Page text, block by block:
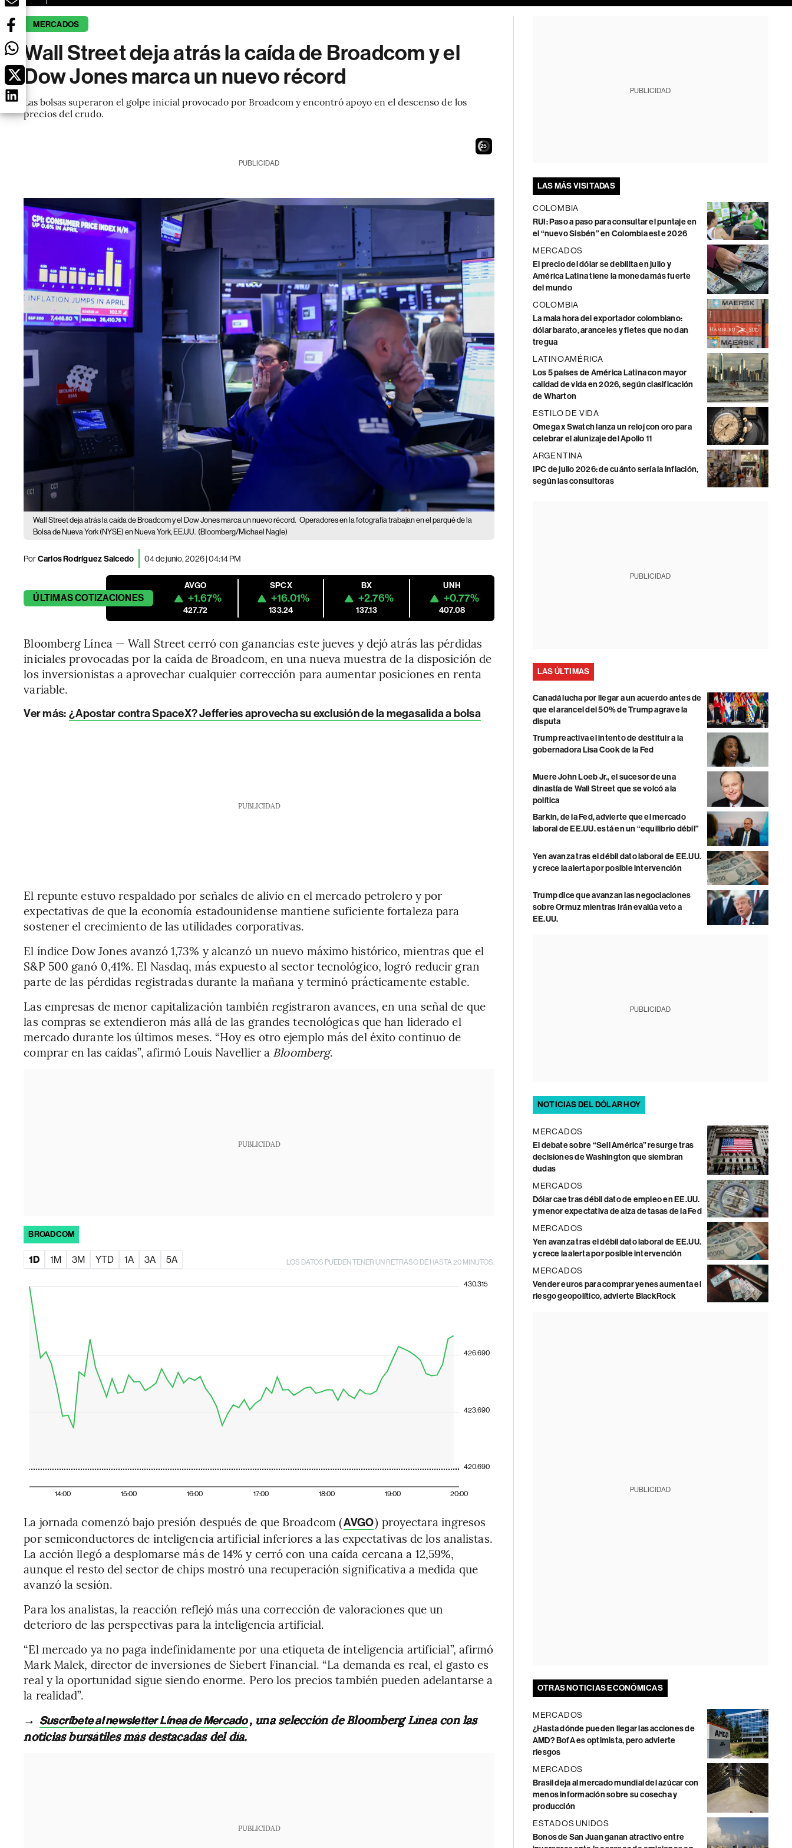
MERCADOS
Wall Street deja atrás la caída de Broadcom y el
Dow Jones marca un nuevo récord
Las bolsas superaron el golpe inicial provocado por Broadcom y encontró apoyo en el descenso de los
precios del crudo.
24
PUBLICIDAD
Wall Street deja atrás la caída de Broadcom y el Dow Jones marca un nuevo récord. Operadores en la fotografía trabajan en el parqué de la
Bolsa de Nueva York (NYSE) en Nueva York, EE.UU. (Bloomberg/Michael Nagle)
PorCarlos Rodríguez Salcedo 04 de junio, 2026 | 04:14 PM
ÚLTIMASCOTIZACIONES
AVGO
+1.67%
427.72
SPCX
+16.01%
133.24
BX
+2.76%
137.13
UNH
+0.77%
407.08
Bloomberg Línea — Wall Street cerró con ganancias este jueves y dejó atrás las pérdidas
iniciales provocadas por la caída de Broadcom, en una nueva muestra de la disposición de
los inversionistas a aprovechar cualquier corrección para aumentar posiciones en renta
variable.
Ver más: ¿Apostar contra SpaceX? Jefferies aprovecha su exclusión de la megasalida a bolsa
PUBLICIDAD
El repunte estuvo respaldado por señales de alivio en el mercado petrolero y por
expectativas de que la economía estadounidense mantiene suficiente fortaleza para
sostener el crecimiento de las utilidades corporativas.
El índice Dow Jones avanzó 1,73% y alcanzó un nuevo máximo histórico, mientras que el
S&P 500 ganó 0,41%. El Nasdaq, más expuesto al sector tecnológico, logró reducir gran
parte de las pérdidas registradas durante la mañana y terminó prácticamente estable.
Las empresas de menor capitalización también registraron avances, en una señal de que
las compras se extendieron más allá de las grandes tecnológicas que han liderado el
mercado durante los últimos meses. “Hoy es otro ejemplo más del éxito continuo de
comprar en las caídas”, afirmó Louis Navellier a Bloomberg.
PUBLICIDAD
BROADCOM
1D 1M 3M YTD 1A 3A 5A LOS DATOS PUEDEN TENER UN RETRASO DE HASTA 20 MINUTOS.
14:00 15:00 16:00 17:00 18:00 19:00 20:00
420.690
423.690
426.690
430.315
La jornada comenzó bajo presión después de que Broadcom (AVGO) proyectara ingresos
por semiconductores de inteligencia artificial inferiores a las expectativas de los analistas.
La acción llegó a desplomarse más de 14% y cerró con una caída cercana a 12,59%,
aunque el resto del sector de chips mostró una recuperación significativa a medida que
avanzó la sesión.
Para los analistas, la reacción reflejó más una corrección de valoraciones que un
deterioro de las perspectivas para la inteligencia artificial.
“El mercado ya no paga indefinidamente por una etiqueta de inteligencia artificial”, afirmó
Mark Malek, director de inversiones de Siebert Financial. “La demanda es real, el gasto es
real y la oportunidad sigue siendo enorme. Pero los precios también pueden adelantarse a
la realidad”.
→ Suscríbete al newsletter Línea de Mercado, una selección de Bloomberg Línea con las
noticias bursátiles más destacadas del día.
PUBLICIDAD
PUBLICIDAD
LAS MÁS VISITADAS
COLOMBIA
RUI: Paso a paso para consultar el puntaje en
el “nuevo Sisbén” en Colombia este 2026
MERCADOS
El precio del dólar se debilita en julio y
América Latina tiene la moneda más fuerte
del mundo
COLOMBIA
La mala hora del exportador colombiano:
dólar barato, aranceles y fletes que no dan
tregua
LATINOAMÉRICA
Los 5 países de América Latina con mayor
calidad de vida en 2026, según clasificación
de Wharton
ESTILO DE VIDA
Omega x Swatch lanza un reloj con oro para
celebrar el alunizaje del Apollo 11
ARGENTINA
IPC de julio 2026: de cuánto sería la inflación,
según las consultoras
PUBLICIDAD
LAS ÚLTIMAS
Canadá lucha por llegar a un acuerdo antes de
que el arancel del 50% de Trump agrave la
disputa
Trump reactiva el intento de destituir a la
gobernadora Lisa Cook de la Fed
Muere John Loeb Jr., el sucesor de una
dinastía de Wall Street que se volcó a la
política
Barkin, de la Fed, advierte que el mercado
laboral de EE.UU. está en un “equilibrio débil”
Yen avanza tras el débil dato laboral de EE.UU.
y crece la alerta por posible intervención
Trump dice que avanzan las negociaciones
sobre Ormuz mientras Irán evalúa veto a
EE.UU.
PUBLICIDAD
NOTICIAS DEL DÓLAR HOY
MERCADOS
El debate sobre “Sell América” resurge tras
decisiones de Washington que siembran
dudas
MERCADOS
Dólar cae tras débil dato de empleo en EE.UU.
y menor expectativa de alza de tasas de la Fed
MERCADOS
Yen avanza tras el débil dato laboral de EE.UU.
y crece la alerta por posible intervención
MERCADOS
Vender euros para comprar yenes aumenta el
riesgo geopolítico, advierte BlackRock
PUBLICIDAD
OTRAS NOTICIAS ECONÓMICAS
MERCADOS
¿Hasta dónde pueden llegar las acciones de
AMD? BofA es optimista, pero advierte
riesgos
MERCADOS
Brasil deja al mercado mundial del azúcar con
menos información sobre su cosecha y
producción
ESTADOS UNIDOS
Bonos de San Juan ganan atractivo entre